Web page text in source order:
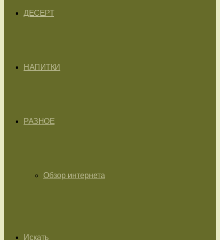
ДЕСЕРТ
НАПИТКИ
РАЗНОЕ
Обзор интернета
Искать